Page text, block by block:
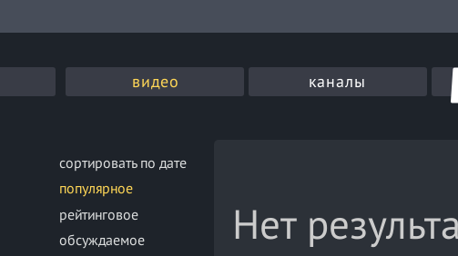
видео каналы
сортировать по дате
популярное
рейтинговое
обсуждаемое
Нет